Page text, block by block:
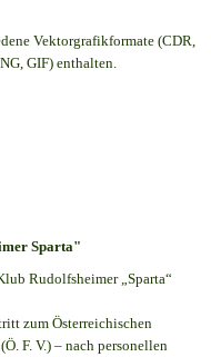
Vektorgrafikformate (CDR,
GIF) enthalten.
Sparta"
Rudolfsheimer „Sparta“
zum Österreichischen
F. V.) – nach personellen